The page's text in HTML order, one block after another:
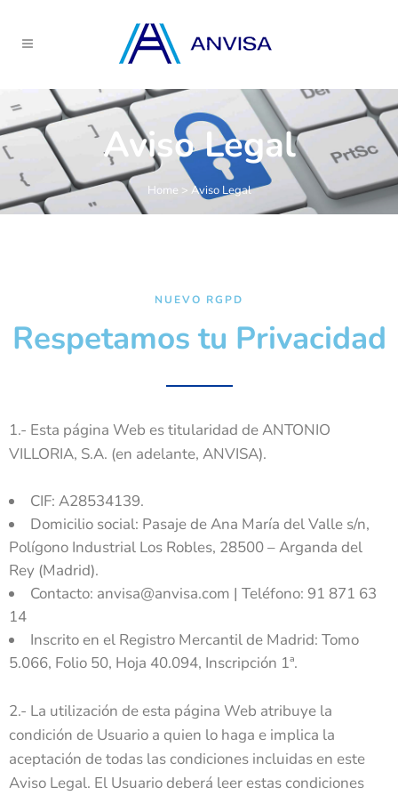
Aviso Legal
Home > Aviso Legal
NUEVO RGPD
Respetamos tu Privacidad
1.- Esta página Web es titularidad de ANTONIO
VILLORIA, S.A. (en adelante, ANVISA).
CIF: A28534139.
Domicilio social: Pasaje de Ana María del Valle s/n,
Polígono Industrial Los Robles, 28500 – Arganda del
Rey (Madrid).
Contacto: anvisa@anvisa.com | Teléfono: 91 871 63
14
Inscrito en el Registro Mercantil de Madrid: Tomo
5.066, Folio 50, Hoja 40.094, Inscripción 1ª.
2.- La utilización de esta página Web atribuye la
condición de Usuario a quien lo haga e implica la
aceptación de todas las condiciones incluidas en este
Aviso Legal. El Usuario deberá leer estas condiciones